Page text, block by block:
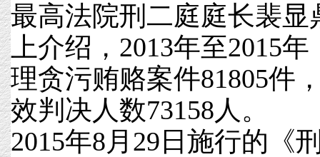
最高法院刑二庭庭长裴显
上介绍，2013年至2015
理贪污贿赂案件81805件
效判决人数73158人。
2015年8月29日施行的《